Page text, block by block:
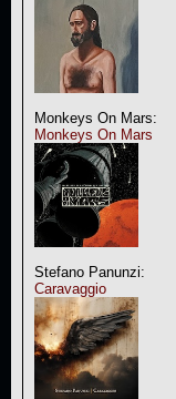
Monkeys On Mars:
Monkeys On Mars
Stefano Panunzi:
Caravaggio